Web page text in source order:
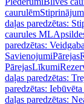
caurulēm
daļas paredzētas:
caurules ML
paredzētas:
SavienojumiPārejas
PārejasLīkumi
daļas paredzētas:
paredzētas:
daļas paredzētas: